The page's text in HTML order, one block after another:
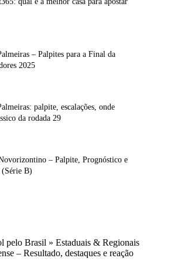
– Palpites para a Final da
2025
palpite, escalações, onde
da rodada 29
– Palpite, Prognóstico e
(Série B)
pelo Brasil » Estaduais & Regionais
– Resultado, destaques e reação